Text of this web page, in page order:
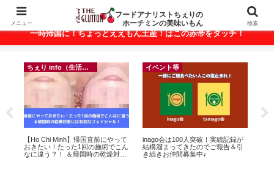
ベトナム・ホーチミンの美味いもんが満載！
一時帰国に！ちょっとええもん土産！はこの赤帯をタッチ！
ちぇり info（生活情報）
【Ho Chi Minh】帰国直前にやって
おきたい！たった1回の施術でこん
なに違う？！ ＆帰国時の乾燥対策
イベント等
inago会は100人突破！実績記録が
結構溜まってきたのでご報告＆引
き続きお仲間募集中♪
メニュー
フードアナリストちぇりの
ホーチミンの美味いもん
検索